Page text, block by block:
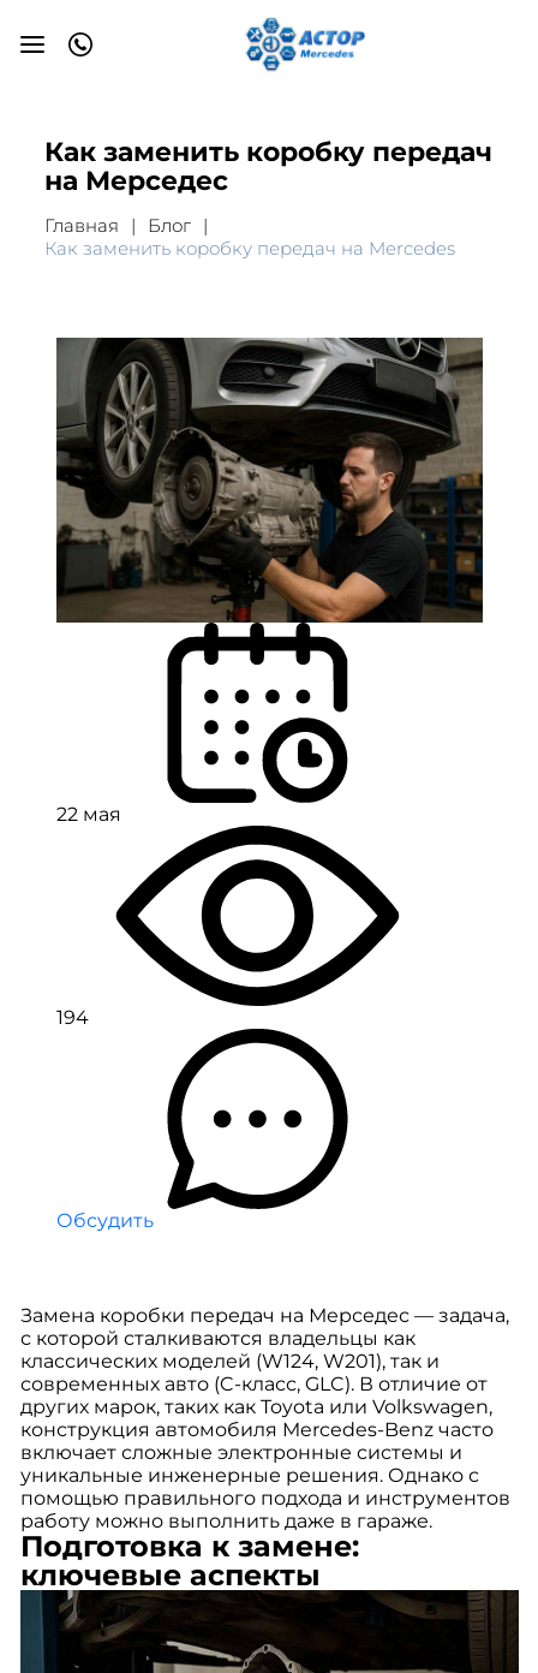
Как заменить коробку передач
на Мерседес
Главная
Блог
Как заменить коробку передач на Mercedes
22 мая
194
Обсудить
Замена коробки передач на Мерседес — задача,
с которой сталкиваются владельцы как
классических моделей (W124, W201), так и
современных авто (C-класс, GLC). В отличие от
других марок, таких как Toyota или Volkswagen,
конструкция автомобиля Mercedes-Benz часто
включает сложные электронные системы и
уникальные инженерные решения. Однако с
помощью правильного подхода и инструментов
работу можно выполнить даже в гараже.
Подготовка к замене:
ключевые аспекты